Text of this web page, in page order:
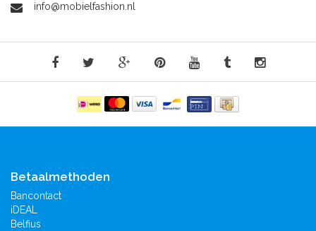
info@mobielfashion.nl
Betaalmethoden
Bancontact
iDEAL
Belfius